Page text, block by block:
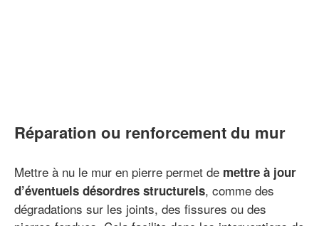
Réparation ou renforcement du mur
Mettre à nu le mur en pierre permet de mettre à jour
d’éventuels désordres structurels, comme des
dégradations sur les joints, des fissures ou des